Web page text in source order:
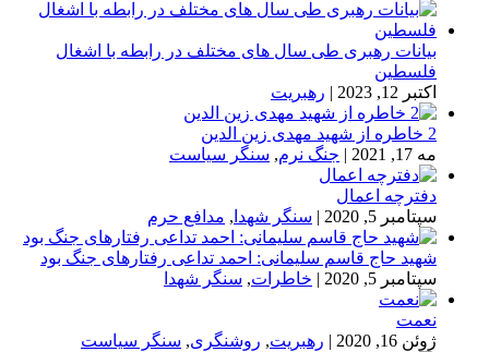
بیانات رهبری طی سال های مختلف در رابطه با اشغال
فلسطین
اکتبر 12, 2023
| رهبریت
2 خاطره از شهید مهدی زین الدین
مه 17, 2021
| جنگ نرم, سنگر سیاست
دفترچه اعمال
سپتامبر 5, 2020
| سنگر شهدا , مدافع حرم
شهید حاج قاسم سلیمانی: احمد تداعی رفتارهای جنگ بود
سپتامبر 5, 2020
| خاطرات, سنگر شهدا
نعمت
ژوئن 16, 2020
| رهبریت, روشنگری, سنگر سیاست